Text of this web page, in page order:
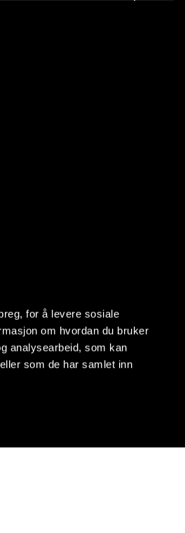
for å levere sosiale
om hvordan du bruker
analysearbeid, som kan
som de har samlet inn